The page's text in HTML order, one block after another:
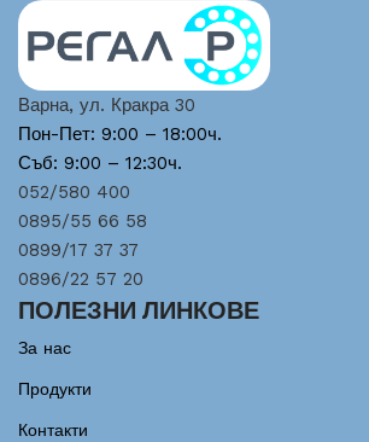
Варна, ул. Кракра 30
Пон-Пет: 9:00 – 18:00ч.
Съб: 9:00 – 12:30ч.
052/580 400
0895/55 66 58
0899/17 37 37
0896/22 57 20
ПОЛЕЗНИ ЛИНКОВЕ
За нас
Продукти
Контакти